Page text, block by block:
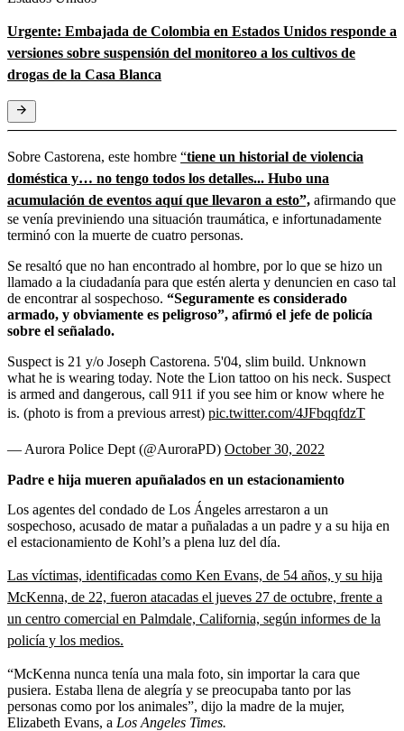
Urgente: Embajada de Colombia en Estados Unidos responde a
versiones sobre suspensión del monitoreo a los cultivos de
drogas de la Casa Blanca
Sobre Castorena, este hombre “tiene un historial de violencia
doméstica y… no tengo todos los detalles... Hubo una
acumulación de eventos aquí que llevaron a esto”, afirmando que
se venía previniendo una situación traumática, e infortunadamente
terminó con la muerte de cuatro personas.
Se resaltó que no han encontrado al hombre, por lo que se hizo un
llamado a la ciudadanía para que estén alerta y denuncien en caso tal
de encontrar al sospechoso. “Seguramente es considerado
armado, y obviamente es peligroso”, afirmó el jefe de policía
sobre el señalado.
Suspect is 21 y/o Joseph Castorena. 5'04, slim build. Unknown
what he is wearing today. Note the Lion tattoo on his neck. Suspect
is armed and dangerous, call 911 if you see him or know where he
is. (photo is from a previous arrest) pic.twitter.com/4JFbqqfdzT
— Aurora Police Dept (@AuroraPD) October 30, 2022
Padre e hija mueren apuñalados en un estacionamiento
Los agentes del condado de Los Ángeles arrestaron a un
sospechoso, acusado de matar a puñaladas a un padre y a su hija en
el estacionamiento de Kohl’s a plena luz del día.
Las víctimas, identificadas como Ken Evans, de 54 años, y su hija
McKenna, de 22, fueron atacadas el jueves 27 de octubre, frente a
un centro comercial en Palmdale, California, según informes de la
policía y los medios.
“McKenna nunca tenía una mala foto, sin importar la cara que
pusiera. Estaba llena de alegría y se preocupaba tanto por las
personas como por los animales”, dijo la madre de la mujer,
Elizabeth Evans, a Los Angeles Times.